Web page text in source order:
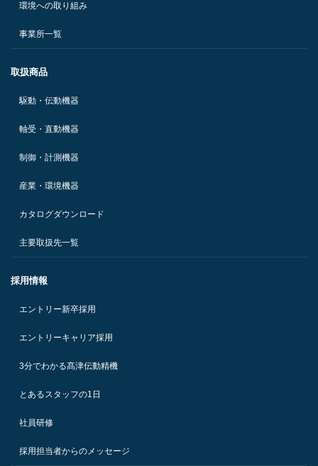
環境への取り組み
事業所一覧
取扱商品
駆動・伝動機器
軸受・直動機器
制御・計測機器
産業・環境機器
カタログダウンロード
主要取扱先一覧
採用情報
エントリー新卒採用
エントリーキャリア採用
3分でわかる髙津伝動精機
とあるスタッフの1日
社員研修
採用担当者からのメッセージ